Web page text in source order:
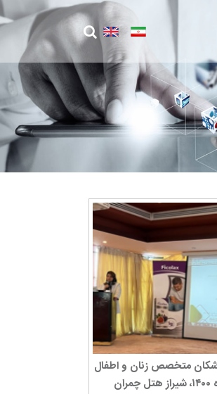
متخصص زنان و اطفال